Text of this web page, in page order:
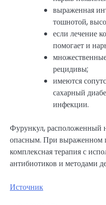
выраженная
тошнотой,
если лечение
помогает и
рецидивы;
имеются
сахарный
инфекции.
Фурункул, расположенный
опасным. При выраженном
комплексная терапия с
антибиотиков и методами
Источник